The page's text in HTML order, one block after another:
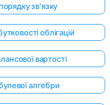
зв'язку
облігацій
вартості
алгебри